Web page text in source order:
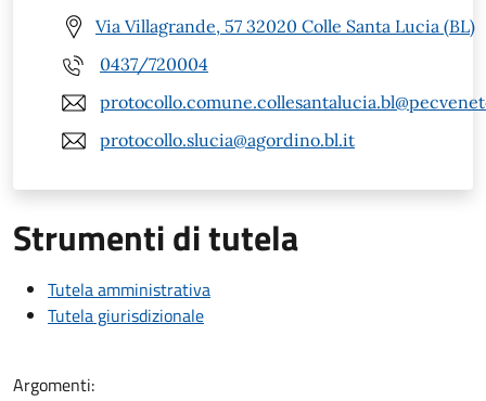
Via Villagrande, 57 32020 Colle Santa Lucia (BL)
0437/720004
protocollo.slucia@agordino.bl.it
Strumenti di tutela
Tutela amministrativa
Tutela giurisdizionale
Argomenti: